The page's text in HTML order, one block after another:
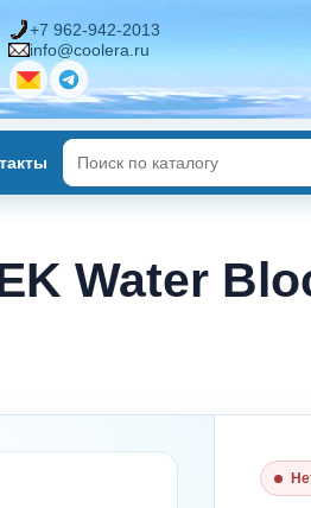
+7 962-942-2013
info@coolera.ru
Water